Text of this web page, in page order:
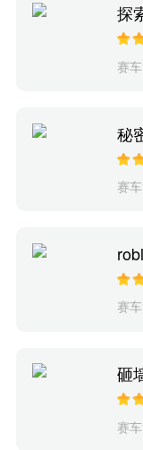
探
赛
秘
赛
赛
砸
赛